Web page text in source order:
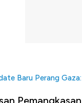
Baru Perang